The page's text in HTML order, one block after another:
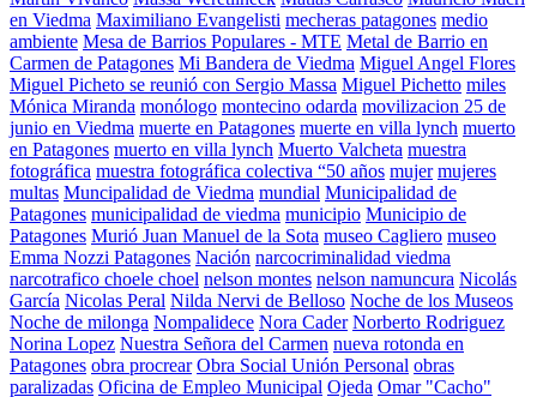
en Viedma Maximiliano Evangelisti mecheras patagones medio
ambiente Mesa de Barrios Populares - MTE Metal de Barrio en
Carmen de Patagones Mi Bandera de Viedma Miguel Angel Flores
Miguel Picheto se reunió con Sergio Massa Miguel Pichetto miles
Mónica Miranda monólogo montecino odarda movilizacion 25 de
junio en Viedma muerte en Patagones muerte en villa lynch muerto
en Patagones muerto en villa lynch Muerto Valcheta muestra
fotográfica muestra fotográfica colectiva “50 años mujer mujeres
multas Muncipalidad de Viedma mundial Municipalidad de
Patagones municipalidad de viedma municipio Municipio de
Patagones Murió Juan Manuel de la Sota museo Cagliero museo
Emma Nozzi Patagones Nación narcocriminalidad viedma
narcotrafico choele choel nelson montes nelson namuncura Nicolás
García Nicolas Peral Nilda Nervi de Belloso Noche de los Museos
Noche de milonga Nompalidece Nora Cader Norberto Rodriguez
Norina Lopez Nuestra Señora del Carmen nueva rotonda en
Patagones obra procrear Obra Social Unión Personal obras
paralizadas Oficina de Empleo Municipal Ojeda Omar "Cacho"